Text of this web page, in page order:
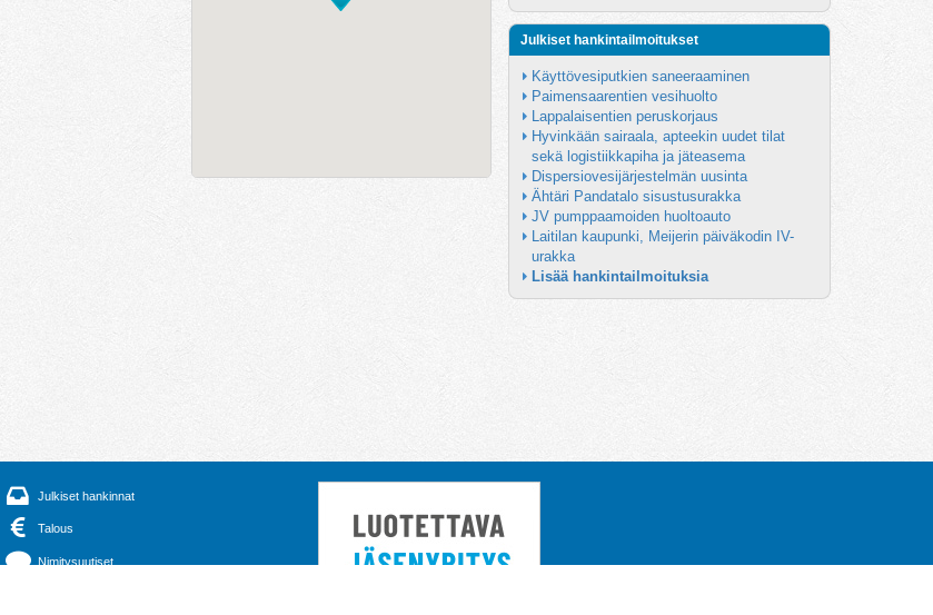
Julkiset hankintailmoitukset
Käyttövesiputkien saneeraaminen
Paimensaarentien vesihuolto
Lappalaisentien peruskorjaus
Hyvinkään sairaala, apteekin uudet tilat
sekä logistiikkapiha ja jäteasema
Dispersiovesijärjestelmän uusinta
Ähtäri Pandatalo sisustusurakka
JV pumppaamoiden huoltoauto
Laitilan kaupunki, Meijerin päiväkodin IV-
urakka
Lisää hankintailmoituksia
Julkiset hankinnat
Talous
Nimitysuutiset